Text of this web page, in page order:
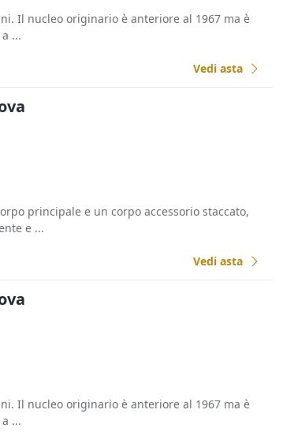
Il nucleo originario è anteriore al 1967 ma è
...
Vedi asta
principale e un corpo accessorio staccato,
e ...
Vedi asta
Il nucleo originario è anteriore al 1967 ma è
...